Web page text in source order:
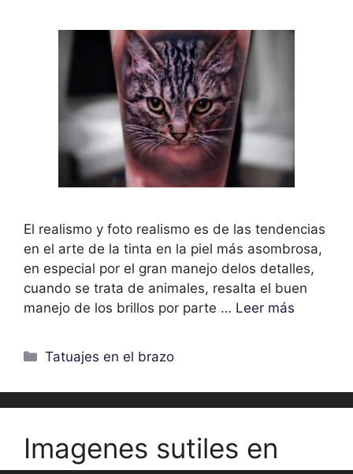
El realismo y foto realismo es de las tendencias
en el arte de la tinta en la piel más asombrosa,
en especial por el gran manejo delos detalles,
cuando se trata de animales, resalta el buen
manejo de los brillos por parte … Leer más
Categorías
Tatuajes en el brazo
Imagenes sutiles en